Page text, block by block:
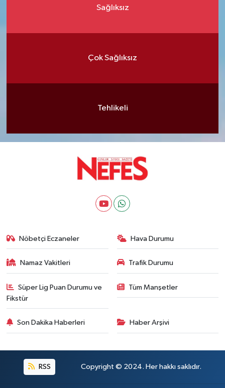
Sağlıksız
Çok Sağlıksız
Tehlikeli
Nöbetçi Eczaneler Hava Durumu
Namaz Vakitleri Trafik Durumu
Süper Lig Puan Durumu ve
Fikstür
Tüm Manşetler
Son Dakika Haberleri Haber Arşivi
RSS Copyright © 2024. Her hakkı saklıdır.